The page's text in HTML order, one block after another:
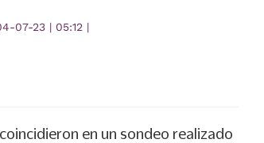
07-23 | 05:12 |
en un sondeo realizado